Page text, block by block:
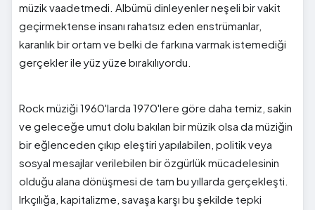
müzik vaadetmedi. Albümü dinleyenler neşeli bir vakit
geçirmektense insanı rahatsız eden enstrümanlar,
karanlık bir ortam ve belki de farkına varmak istemediği
gerçekler ile yüz yüze bırakılıyordu.
Rock müziği 1960'larda 1970'lere göre daha temiz, sakin
ve geleceğe umut dolu bakılan bir müzik olsa da müziğin
bir eğlenceden çıkıp eleştiri yapılabilen, politik veya
sosyal mesajlar verilebilen bir özgürlük mücadelesinin
olduğu alana dönüşmesi de tam bu yıllarda gerçekleşti.
Irkçılığa, kapitalizme, savaşa karşı bu şekilde tepki